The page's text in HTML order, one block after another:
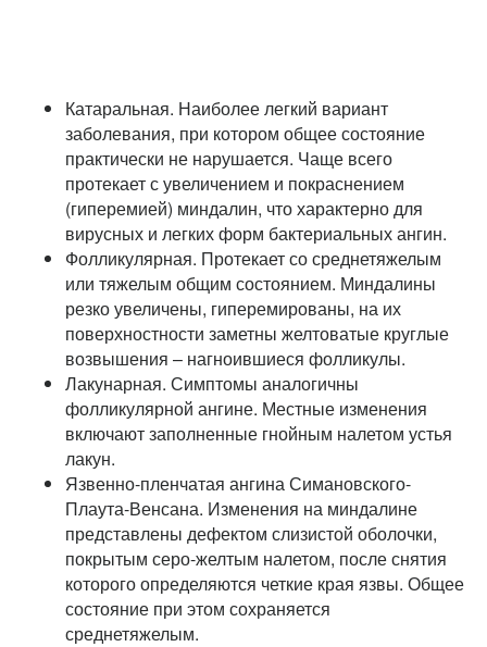
Катаральная. Наиболее легкий вариант
заболевания, при котором общее состояние
практически не нарушается. Чаще всего
протекает с увеличением и покраснением
(гиперемией) миндалин, что характерно для
вирусных и легких форм бактериальных ангин.
Фолликулярная. Протекает со среднетяжелым
или тяжелым общим состоянием. Миндалины
резко увеличены, гиперемированы, на их
поверхностности заметны желтоватые круглые
возвышения – нагноившиеся фолликулы.
Лакунарная. Симптомы аналогичны
фолликулярной ангине. Местные изменения
включают заполненные гнойным налетом устья
лакун.
Язвенно-пленчатая ангина Симановского-
Плаута-Венсана. Изменения на миндалине
представлены дефектом слизистой оболочки,
покрытым серо-желтым налетом, после снятия
которого определяются четкие края язвы. Общее
состояние при этом сохраняется
среднетяжелым.